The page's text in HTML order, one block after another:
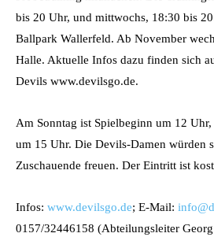
bis 20 Uhr, und mittwochs, 18:30 bis
Ballpark Wallerfeld. Ab November
Halle. Aktuelle Infos dazu finden sich
Devils www.devilsgo.de.
Am Sonntag ist Spielbeginn um 12
um 15 Uhr. Die Devils-Damen würden
Zuschauende freuen. Der Eintritt ist
Infos: www.devilsgo.de; E-Mail:
0157/32446158 (Abteilungsleiter